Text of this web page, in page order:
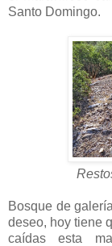
Santo Domingo.
Bosque de
deseo, hoy tiene
caídas esta